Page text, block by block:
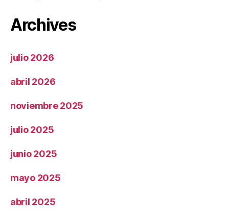
Archives
julio 2026
abril 2026
noviembre 2025
julio 2025
junio 2025
mayo 2025
abril 2025